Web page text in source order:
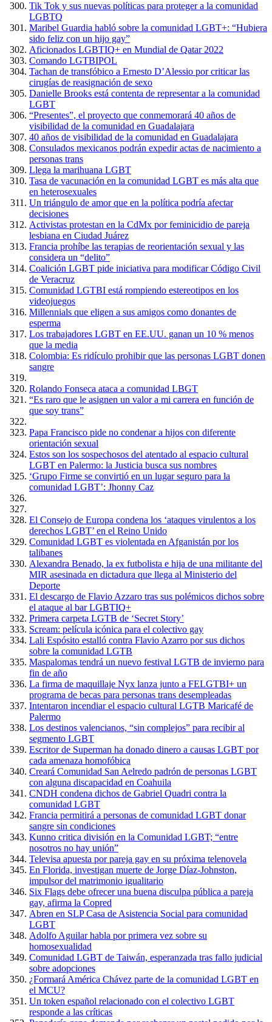
Tik Tok y sus nuevas políticas para proteger a la comunidad
LGBTQ
Maribel Guardia habló sobre la comunidad LGBT+: “Hubiera
sido feliz con un hijo gay”
Aficionados LGBTIQ+ en Mundial de Qatar 2022
Comando LGTBIPOL
Tachan de transfóbico a Ernesto D’Alessio por criticar las
cirugías de reasignación de sexo
Danielle Brooks está contenta de representar a la comunidad
LGBT
“Presentes”, el proyecto que conmemorará 40 años de
visibilidad de la comunidad en Guadalajara
40 años de visibilidad de la comunidad en Guadalajara
Consulados mexicanos podrán expedir actas de nacimiento a
personas trans
Llega la marihuana LGBT
Tasa de vacunación en la comunidad LGBT es más alta que
en heterosexuales
Un triángulo de amor que en la política podría afectar
decisiones
Activistas protestan en la CdMx por feminicidio de pareja
lesbiana en Ciudad Juárez
Francia prohíbe las terapias de reorientación sexual y las
considera un “delito”
Coalición LGBT pide iniciativa para modificar Código Civil
de Veracruz
Comunidad LGTBI está rompiendo estereotipos en los
videojuegos
Millennials que eligen a sus amigos como donantes de
esperma
Los trabajadores LGBT en EE.UU. ganan un 10 % menos
que la media
Colombia: Es ridículo prohibir que las personas LGBT donen
sangre
Rolando Fonseca ataca a comunidad LBGT
“Es raro que le asignen un valor a mi carrera en función de
que soy trans”
Papa Francisco pide no condenar a hijos con diferente
orientación sexual
Estos son los sospechosos del atentado al espacio cultural
LGBT en Palermo: la Justicia busca sus nombres
‘Grupo Firme se convirtió en un lugar seguro para la
comunidad LGBT’: Jhonny Caz
El Consejo de Europa condena los ‘ataques virulentos a los
derechos LGBT’ en el Reino Unido
Comunidad LGBT es violentada en Afganistán por los
talibanes
Alexandra Benado, la ex futbolista e hija de una militante del
MIR asesinada en dictadura que llega al Ministerio del
Deporte
El descargo de Flavio Azzaro tras sus polémicos dichos sobre
el ataque al bar LGBTIQ+
Primera carpeta LGTB de ‘Secret Story’
Scream: película icónica para el colectivo gay
Lali Espósito estalló contra Flavio Azarro por sus dichos
sobre la comunidad LGTB
Maspalomas tendrá un nuevo festival LGTB de invierno para
fin de año
La firma de maquillaje Nyx lanza junto a FELGTBI+ un
programa de becas para personas trans desempleadas
Intentaron incendiar el espacio cultural LGTB Maricafé de
Palermo
Los destinos valencianos, “sin complejos” para recibir al
segmento LGBT
Escritor de Superman ha donado dinero a causas LGBT por
cada amenaza homofóbica
Creará Comunidad San Aelredo padrón de personas LGBT
con alguna discapacidad en Coahuila
CNDH condena dichos de Gabriel Quadri contra la
comunidad LGBT
Francia permitirá a personas de comunidad LGBT donar
sangre sin condiciones
Kunno critica división en la Comunidad LGBT; “entre
nosotros no hay unión”
Televisa apuesta por pareja gay en su próxima telenovela
En Florida, investigan muerte de Jorge Díaz-Johnston,
impulsor del matrimonio igualitario
Six Flags debe ofrecer una buena disculpa pública a pareja
gay, afirma la Copred
Abren en SLP Casa de Asistencia Social para comunidad
LGBT
Adolfo Aguilar habla por primera vez sobre su
homosexualidad
Comunidad LGBT de Taiwán, esperanzada tras fallo judicial
sobre adopciones
¿Formará América Chávez parte de la comunidad LGBT en
el MCU?
Un token español relacionado con el colectivo LGBT
responde a las críticas